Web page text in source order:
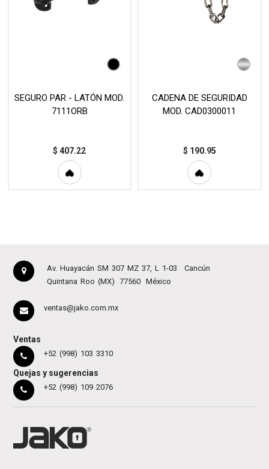
SEGURO PAR - LATÓN MOD.
7111ORB
$407.22
CADENA DE SEGURIDAD
MOD. CAD0300011
$ 190.95
Av. Huayacán SM 307 MZ 37, L 1-03
Cancún
Quintana Roo (MX)
77560 México
ventas@jako.com.mx
Ventas
+52 (998) 103 3310
Quejas y sugerencias
+52 (998) 109 2076